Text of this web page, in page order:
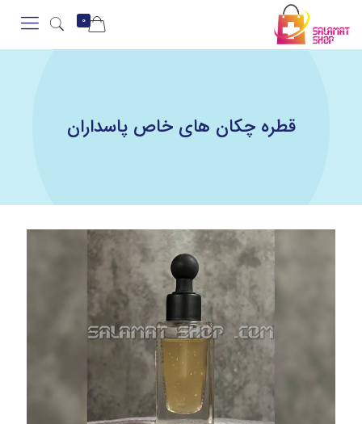
0
قطره چکان های خاص پاسداران